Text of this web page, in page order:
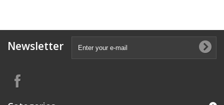
Newsletter